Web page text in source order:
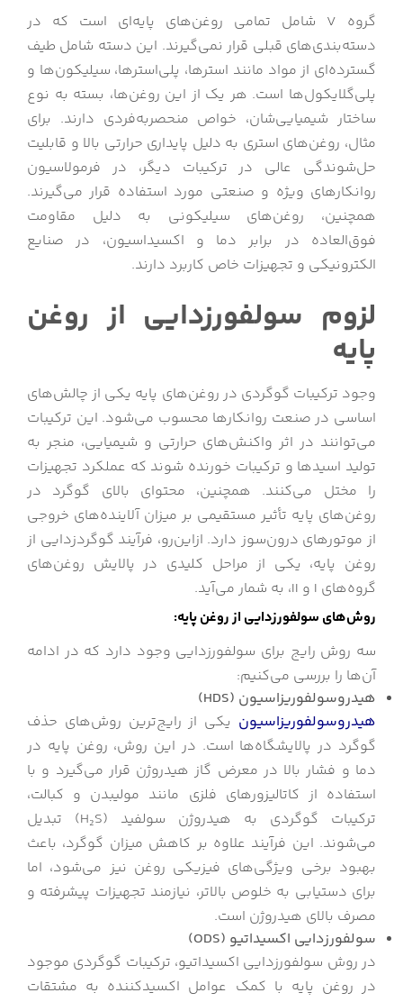
گروه V شامل تمامی روغن‌های پایه‌ای است که در
دسته‌بندی‌های قبلی قرار نمی‌گیرند. این دسته شامل طیف
گسترده‌ای از مواد مانند استرها، پلی‌استرها، سیلیکون‌ها و
پلی‌گلایکول‌ها است. هر یک از این روغن‌ها، بسته به نوع
ساختار شیمیایی‌شان، خواص منحصربه‌فردی دارند. برای
مثال، روغن‌های استری به دلیل پایداری حرارتی بالا و قابلیت
حل‌شوندگی عالی در ترکیبات دیگر، در فرمولاسیون
روانکارهای ویژه و صنعتی مورد استفاده قرار می‌گیرند.
همچنین، روغن‌های سیلیکونی به دلیل مقاومت
فوق‌العاده در برابر دما و اکسیداسیون، در صنایع
الکترونیکی و تجهیزات خاص کاربرد دارند.
لزوم سولفورزدایی از روغن‌
پایه
وجود ترکیبات گوگردی در روغن‌های پایه یکی از چالش‌های
اساسی در صنعت روانکارها محسوب می‌شود. این ترکیبات
می‌توانند در اثر واکنش‌های حرارتی و شیمیایی، منجر به
تولید اسیدها و ترکیبات خورنده شوند که عملکرد تجهیزات
را مختل می‌کنند. همچنین، محتوای بالای گوگرد در
روغن‌های پایه تأثیر مستقیمی بر میزان آلاینده‌های خروجی
از موتورهای درون‌سوز دارد. ازاین‌رو، فرآیند گوگردزدایی از
روغن پایه، یکی از مراحل کلیدی در پالایش روغن‌های
گروه‌های I و II، به شمار می‌آید.
روش‌های سولفورزدایی از روغن پایه:
سه روش رایج برای سولفورزدایی وجود دارد که در ادامه
آن‌ها را بررسی می‌کنیم:
هیدروسولفوریزاسیون (HDS
)
هیدروسولفوریزاسیون یکی از رایج‌ترین روش‌های حذف
گوگرد در پالایشگاه‌ها است. در این روش، روغن پایه در
دما و فشار بالا در معرض گاز هیدروژن قرار می‌گیرد و با
استفاده از کاتالیزورهای فلزی مانند مولیبدن و کبالت،
ترکیبات گوگردی به هیدروژن سولفید (H₂S) تبدیل
می‌شوند. این فرآیند علاوه بر کاهش میزان گوگرد، باعث
بهبود برخی ویژگی‌های فیزیکی روغن نیز می‌شود، اما
برای دستیابی به خلوص بالاتر، نیازمند تجهیزات پیشرفته و
مصرف بالای هیدروژن است.
سولفورزدایی اکسیداتیو (ODS
)
در روش سولفورزدایی اکسیداتیو، ترکیبات گوگردی موجود
در روغن پایه با کمک عوامل اکسیدکننده به مشتقات